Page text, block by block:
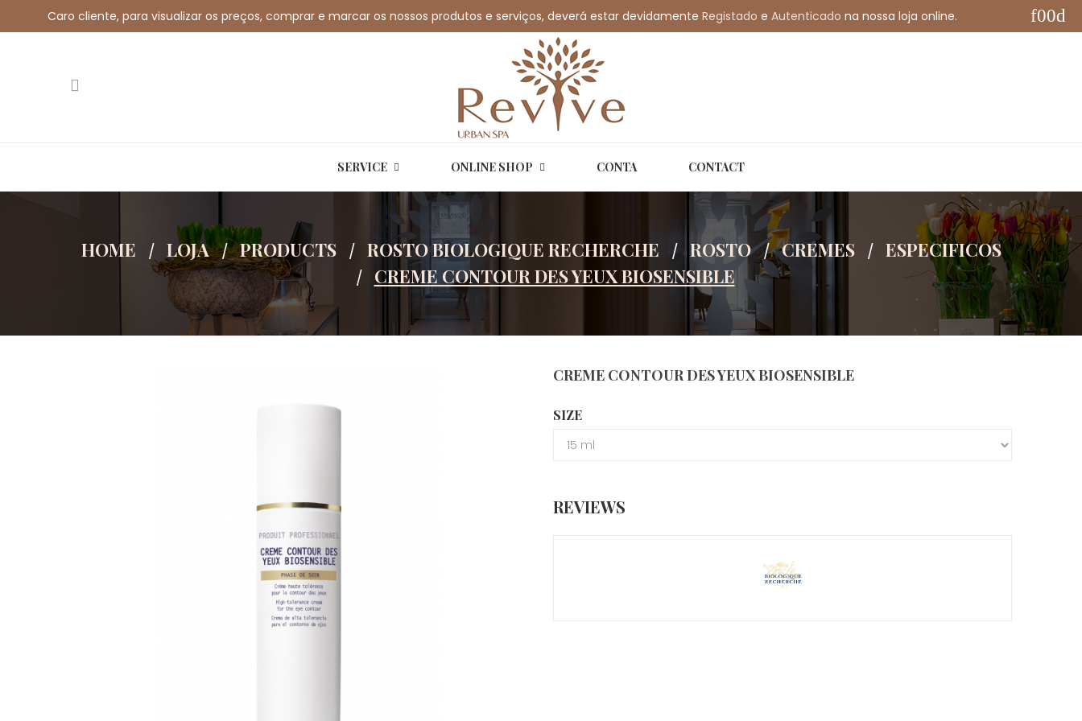
Caro cliente, para visualizar os preços, comprar e marcar os nossos produtos e serviços, deverá estar devidamente Registado e Autenticado na nossa loja online.
Call us free: +351 912 032 115 Email us: shop@revivespa.pt My Account English
SERVICE ONLINE SHOP CONTA CONTACT
HOME LOJA PRODUCTS ROSTO BIOLOGIQUE RECHERCHE ROSTO CREMES
ESPECIFICOS
CREME CONTOUR DES YEUX BIOSENSIBLE
CREME CONTOUR DES YEUX BIOSENSIBLE
SIZE
REVIEWS